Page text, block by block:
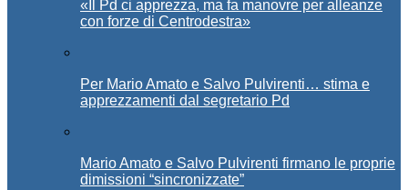
«Il Pd ci apprezza, ma fa manovre per alleanze
con forze di Centrodestra»
Per Mario Amato e Salvo Pulvirenti… stima e
apprezzamenti dal segretario Pd
Mario Amato e Salvo Pulvirenti firmano le proprie
dimissioni “sincronizzate”